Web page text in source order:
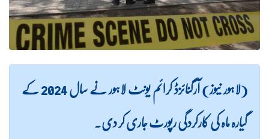
(لاہور نیوز) آرگنائزڈ کرائم یونٹ لاہور نے سال 2024 کے
گیارہ ماہ کی کارکردگی رپورٹ جاری کر دی۔